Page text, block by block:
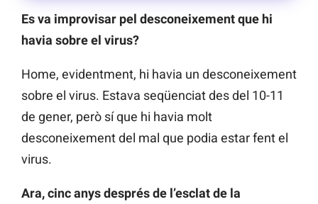
Es va improvisar pel desconeixement que hi
havia sobre el virus?
Home, evidentment, hi havia un desconeixement
sobre el virus. Estava seqüenciat des del 10-11
de gener, però sí que hi havia molt
desconeixement del mal que podia estar fent el
virus.
Ara, cinc anys després de l’esclat de la